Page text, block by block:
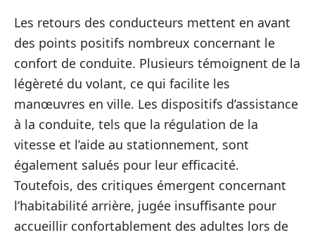
Les retours des conducteurs mettent en avant
des points positifs nombreux concernant le
confort de conduite. Plusieurs témoignent de la
légèreté du volant, ce qui facilite les
manœuvres en ville. Les dispositifs d’assistance
à la conduite, tels que la régulation de la
vitesse et l’aide au stationnement, sont
également salués pour leur efficacité.
Toutefois, des critiques émergent concernant
l’habitabilité arrière, jugée insuffisante pour
accueillir confortablement des adultes lors de